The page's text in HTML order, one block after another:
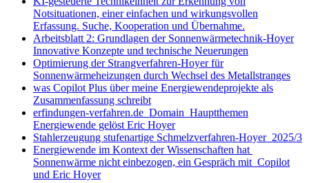
Notsituationen, einer einfachen und wirkungsvollen
Erfassung. Suche, Kooperation und Übernahme.
Arbeitsblatt 2: Grundlagen der Sonnenwärmetechnik-Hoyer
Innovative Konzepte und technische Neuerungen
Optimierung der Strangverfahren-Hoyer für
Sonnenwärmeheizungen durch Wechsel des Metallstranges
was Copilot Plus über meine Energiewendeprojekte als
Zusammenfassung schreibt
erfindungen-verfahren.de Domain Hauptthemen
Energiewende gelöst Eric Hoyer
Stahlerzeugung stufenartige Schmelzverfahren-Hoyer 2025/3
Energiewende im Kontext der Wissenschaften hat
Sonnenwärme nicht einbezogen, ein Gespräch mit Copilot
und Eric Hoyer